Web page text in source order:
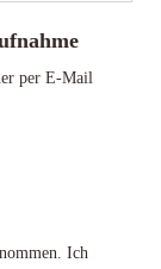
per E-Mail
Ich